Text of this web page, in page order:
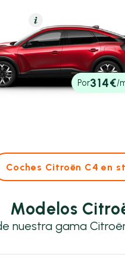
DCS6 Max
145cvAutomático
Por314€/
Coches Citroën C4 en
Modelos
nuestra gama